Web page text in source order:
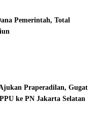
Pemerintah, Total
Praperadilan, Gugat
ke PN Jakarta Selatan